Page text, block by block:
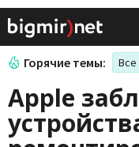
Горячие темы: Все
Apple